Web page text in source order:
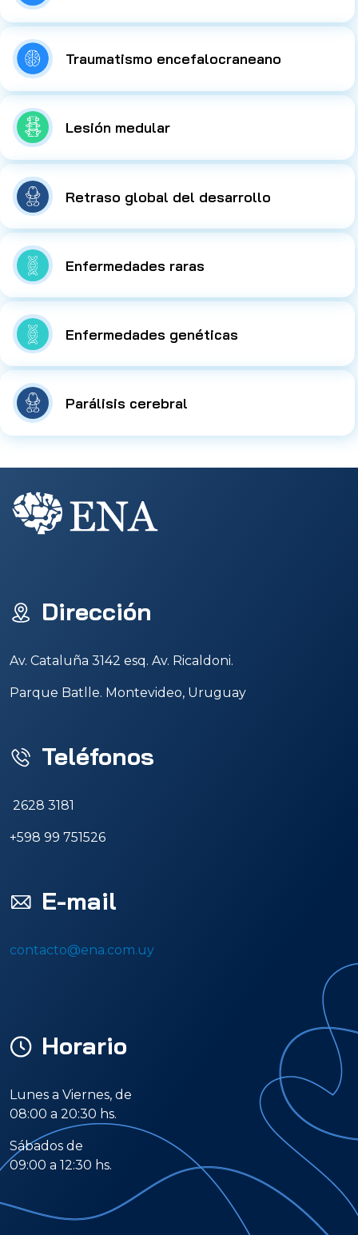
Traumatismo encefalocraneano
Lesión medular
Retraso global del desarrollo
Enfermedades raras
Enfermedades genéticas
Parálisis cerebral
Dirección
Av. Cataluña 3142 esq. Av. Ricaldoni.
Parque Batlle. Montevideo, Uruguay
Teléfonos
2628 3181
+598 99 751526
E-mail
contacto@ena.com.uy
Horario
Lunes a Viernes, de
08:00 a 20:30 hs.
Sábados de
09:00 a 12:30 hs.